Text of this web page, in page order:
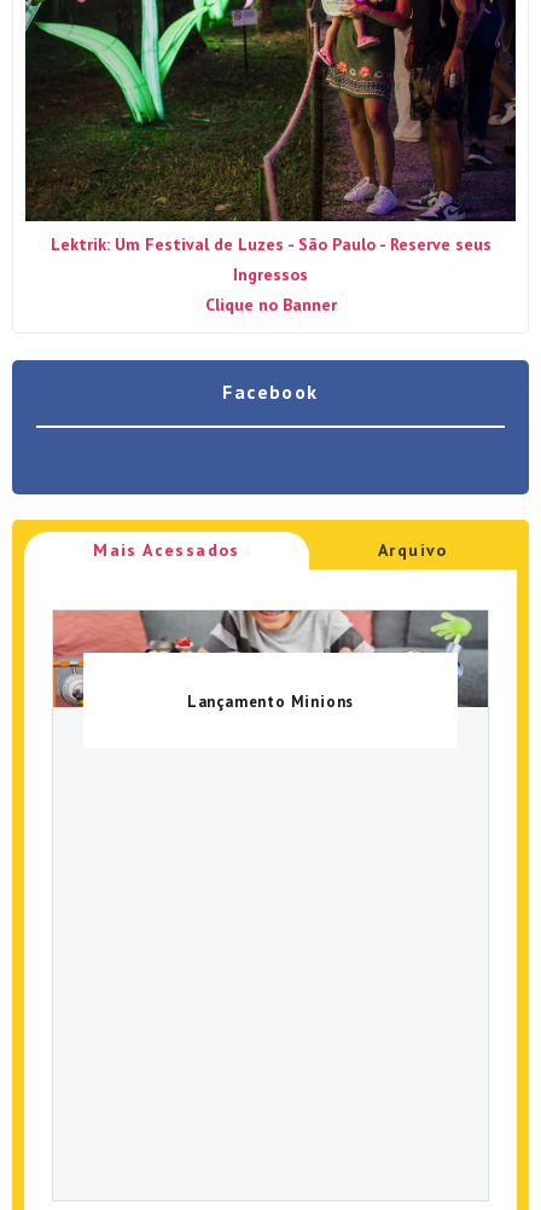
Lektrik: Um Festival de Luzes - São Paulo - Reserve seus
Ingressos
Clique no Banner
Facebook
Mais Acessados Arquivo
Lançamento Minions